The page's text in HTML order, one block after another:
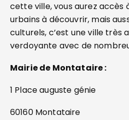
cette ville, vous aurez accès
urbains à découvrir, mais
culturels, c’est une ville très
verdoyante avec de
Mairie de Montataire :
1 Place auguste génie
60160 Montataire